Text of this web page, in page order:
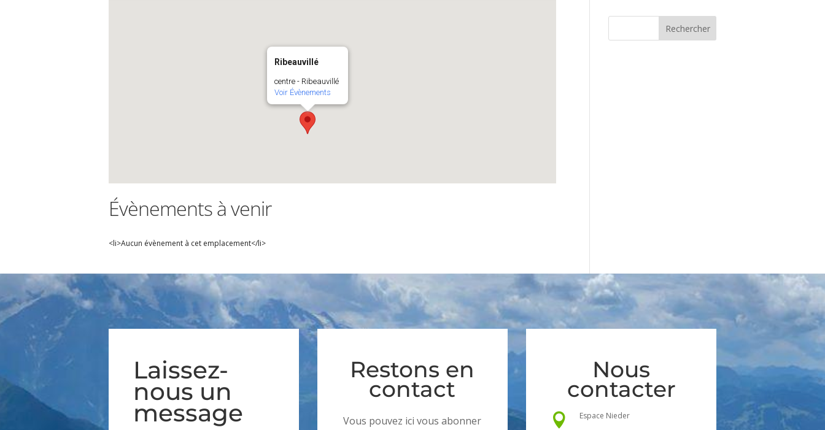
Ribeauvillé
centre - Ribeauvillé
Voir Évènements
Évènements à venir
<li>Aucun évènement à cet emplacement</li>
Laissez-
nous un
message
Restons en
contact
Vous pouvez ici vous abonner
Nous
contacter
 Espace Nieder